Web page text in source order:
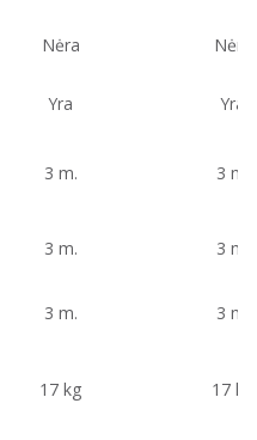
Nėra Nėra
Yra Yra
3 m. 3 m.
3 m. 3 m.
3 m. 3 m.
17 kg 17 kg